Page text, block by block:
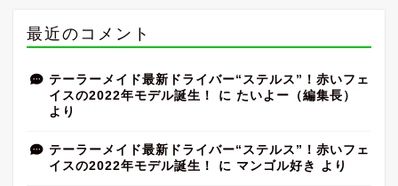
最近のコメント
テーラーメイド最新ドライバー“ステルス”！赤いフェ
イスの2022年モデル誕生！
に たいよー（編集長）
より
テーラーメイド最新ドライバー“ステルス”！赤いフェ
イスの2022年モデル誕生！
に マンゴル好き より